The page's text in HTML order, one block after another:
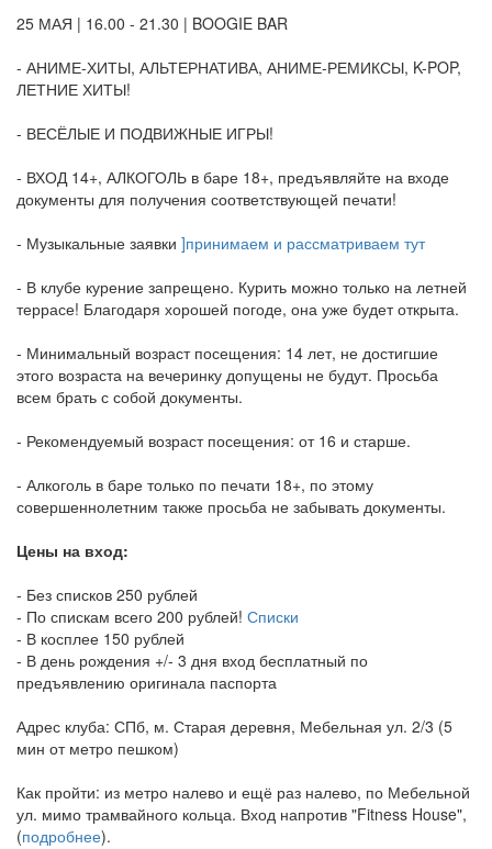
25 МАЯ | 16.00 - 21.30 | BOOGIE BAR
- АНИМЕ-ХИТЫ, АЛЬТЕРНАТИВА, АНИМЕ-РЕМИКСЫ, K-POP,
ЛЕТНИЕ ХИТЫ!
- ВЕСЁЛЫЕ И ПОДВИЖНЫЕ ИГРЫ!
- ВХОД 14+, АЛКОГОЛЬ в баре 18+, предъявляйте на входе
документы для получения соответствующей печати!
- Музыкальные заявки ]принимаем и рассматриваем тут
- В клубе курение запрещено. Курить можно только на летней
террасе! Благодаря хорошей погоде, она уже будет открыта.
- Минимальный возраст посещения: 14 лет, не достигшие
этого возраста на вечеринку допущены не будут. Просьба
всем брать с собой документы.
- Рекомендуемый возраст посещения: от 16 и старше.
- Алкоголь в баре только по печати 18+, по этому
совершеннолетним также просьба не забывать документы.
Цены на вход:
- Без списков 250 рублей
- По спискам всего 200 рублей! Списки
- В косплее 150 рублей
- В день рождения +/- 3 дня вход бесплатный по
предъявлению оригинала паспорта
Адрес клуба: СПб, м. Старая деревня, Мебельная ул. 2/3 (5
мин от метро пешком)
Как пройти: из метро налево и ещё раз налево, по Мебельной
ул. мимо трамвайного кольца. Вход напротив "Fitness House",
(подробнее).